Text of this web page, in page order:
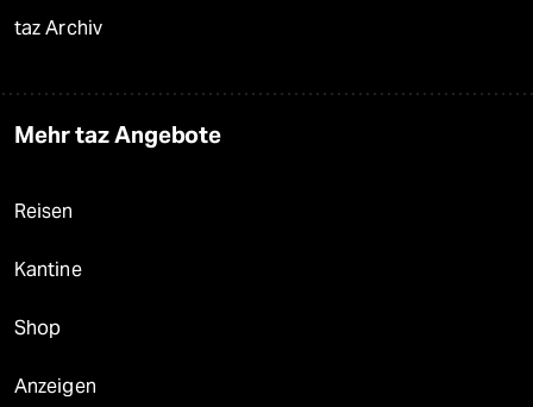
taz Archiv
Mehr taz Angebote
Reisen
Kantine
Shop
Anzeigen